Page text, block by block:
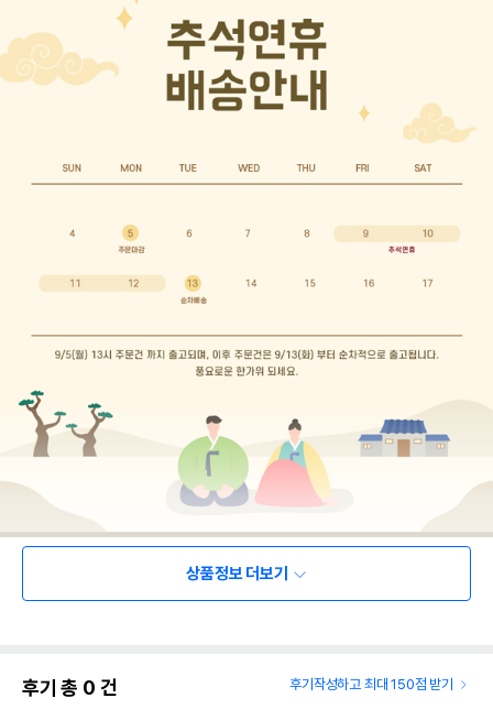
상품정보 더보기
후기 총 0 건 후기작성하고 최대 150점 받기